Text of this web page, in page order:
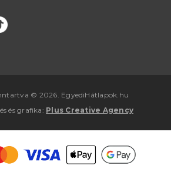
© 2026. EgyediHátlapok.hu
ésgrafika : Plus Creative Agency